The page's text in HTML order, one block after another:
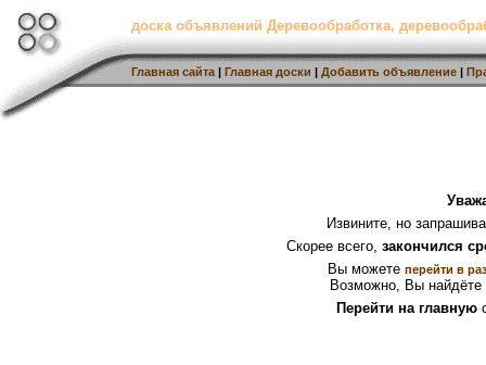
доска объявлений Деревообработка,
Главная сайта | Главная доски | Добавить объявление |
Извините, но
Скорее всего, закончился
Вы можете перейти в
Возможно, Вы найдёте
Перейти на главную